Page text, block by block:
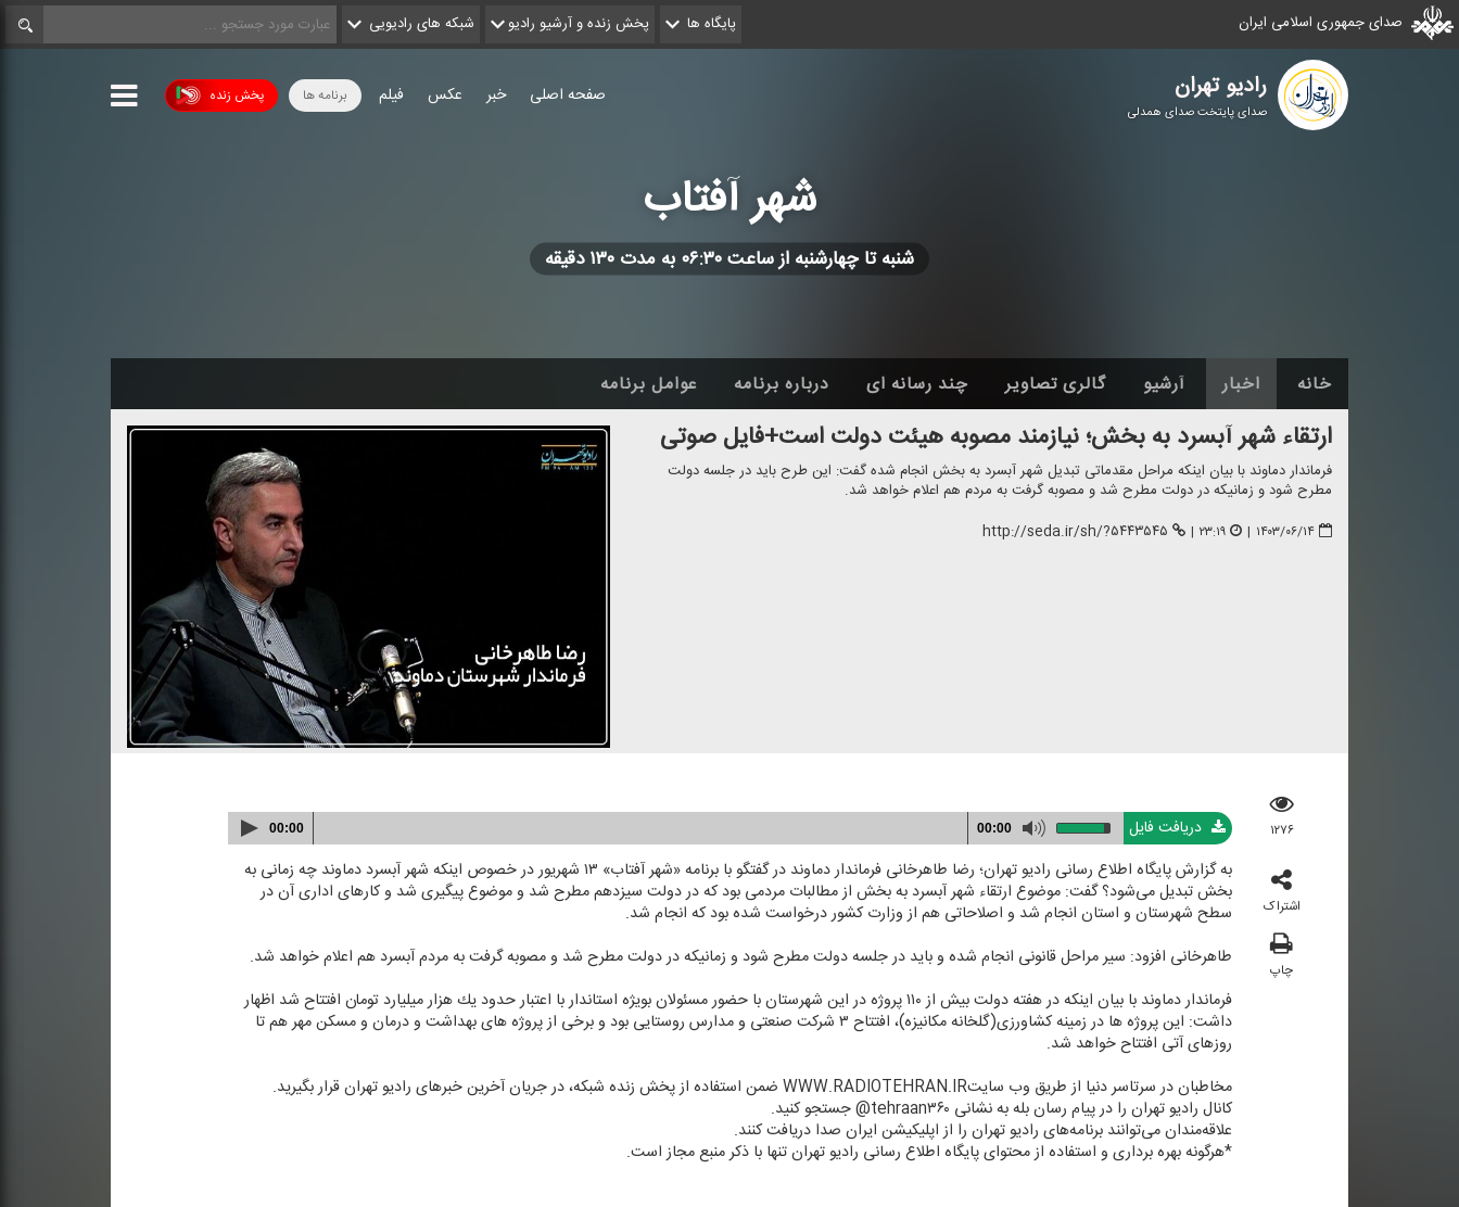
صدای جمهوری اسلامی ایران پایگاه ها پخش زنده و آرشیو رادیو شبکه های رادیویی
رادیو تهران
صدای پایتخت صدای همدلی
پخش زنده برنامه ها صفحه اصلی خبر عکس فیلم
شهر آفتاب
شنبه تا چهارشنبه از ساعت ۰۶:۳۰ به مدت ۱۳۰ دقیقه
خانه اخبار آرشیو گالری تصاویر چند رسانه ای درباره برنامه عوامل برنامه
ارتقاء شهر آبسرد به بخش؛ نیازمند مصوبه هیئت دولت است+فایل صوتی
فرماندار دماوند با بیان اینكه مراحل مقدماتی تبدیل شهر آبسرد به بخش انجام شده گفت: این طرح باید در جلسه دولت
مطرح شود و زمانیكه در دولت مطرح شد و مصوبه گرفت به مردم هم اعلام خواهد شد.
۱۴۰۳/۰۶/۱۴ | ۲۳:۱۹ | http://seda.ir/sh/?۵۴۴۳۵۴۵
۱۲۷۶
اشتراک
چاپ
دریافت فایل 00:00 00:00
به گزارش پایگاه اطلاع رسانی رادیو تهران؛ رضا طاهرخانی فرماندار دماوند در گفتگو با برنامه «شهر آفتاب» ۱۳ شهریور در خصوص اینكه شهر آبسرد دماوند چه زمانی به
بخش تبدیل می‌شود؟ گفت: موضوع ارتقاء شهر آبسرد به بخش از مطالبات مردمی بود كه در دولت سیزدهم مطرح شد و موضوع پیگیری شد و كارهای اداری آن در
سطح شهرستان و استان انجام شد و اصلاحاتی هم از وزارت كشور درخواست شده بود كه انجام شد.
طاهرخانی افزود: سیر مراحل قانونی انجام شده و باید در جلسه دولت مطرح شود و زمانیكه در دولت مطرح شد و مصوبه گرفت به مردم آبسرد هم اعلام خواهد شد.
فرماندار دماوند با بیان اینكه در هفته دولت بیش از ۱۱۰ پروژه در این شهرستان با حضور مسئولان بویژه استاندار با اعتبار حدود یك هزار میلیارد تومان افتتاح شد اظهار
داشت: این پروژه ها در زمینه كشاورزی(گلخانه مكانیزه)، افتتاح ۳ شركت صنعتی و مدارس روستایی بود و برخی از پروژه های بهداشت و درمان و مسكن مهر هم تا
روزهای آتی افتتاح خواهد شد.
مخاطبان در سرتاسر دنیا از طریق وب سایتWWW.RADIOTEHRAN.IR ضمن استفاده از پخش زنده شبكه، در جریان آخرین خبرهای رادیو تهران قرار بگیرید.
كانال رادیو تهران را در پیام رسان بله به نشانی tehraan۳۶۰@ جستجو كنید.
علاقه‌مندان می‌توانند برنامه‌های رادیو تهران را از اپلیكیشن ایران صدا دریافت كنند.
*هرگونه بهره برداری و استفاده از محتوای پایگاه اطلاع رسانی رادیو تهران تنها با ذكر منبع مجاز است.